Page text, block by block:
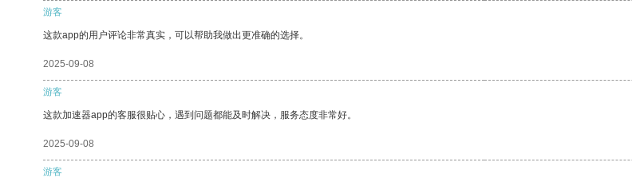
游客
这款app的用户评论非常真实，可以帮助我做出更准确的选择。
2025-09-08
游客
这款加速器app的客服很贴心，遇到问题都能及时解决，服务态度非常好。
2025-09-08
游客